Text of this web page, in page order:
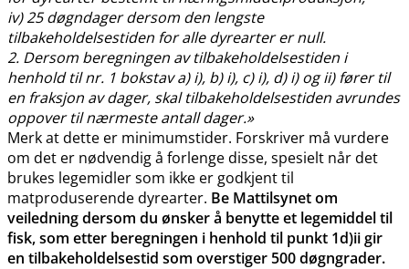
iv) 25 døgndager dersom den lengste
tilbakeholdelsestiden for alle dyrearter er null.
2. Dersom beregningen av tilbakeholdelsestiden i
henhold til nr. 1 bokstav a) i), b) i), c) i), d) i) og ii) fører til
en fraksjon av dager, skal tilbakeholdelsestiden avrundes
oppover til nærmeste antall dager.»
Merk at dette er minimumstider. Forskriver må vurdere
om det er nødvendig å forlenge disse, spesielt når det
brukes legemidler som ikke er godkjent til
matproduserende dyrearter. Be Mattilsynet om
veiledning dersom du ønsker å benytte et legemiddel til
fisk, som etter beregningen i henhold til punkt 1d)ii gir
en tilbakeholdelsestid som overstiger 500 døgngrader.